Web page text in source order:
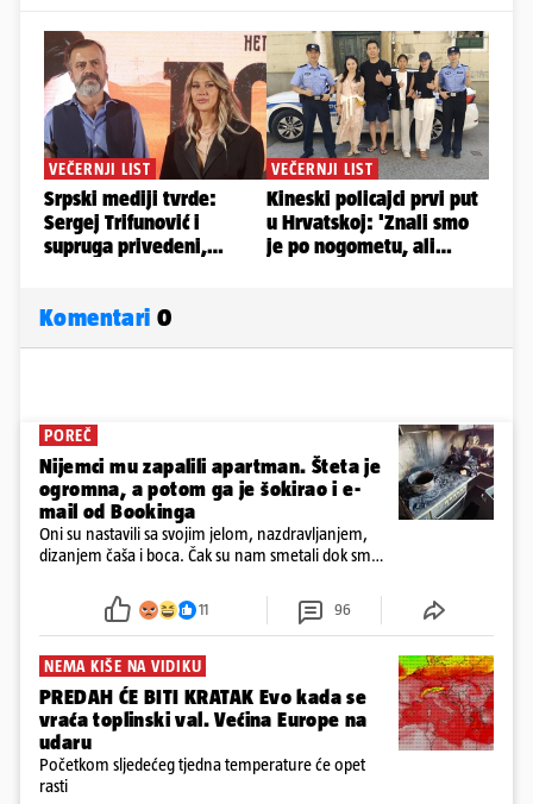
Komentari 0
POREČ
Nijemci mu zapalili apartman. Šteta je
ogromna, a potom ga je šokirao i e-
mail od Bookinga
Oni su nastavili sa svojim jelom, nazdravljanjem,
dizanjem čaša i boca. Čak su nam smetali dok smo
požar, rekao je vlasnik
11 96
NEMA KIŠE NA VIDIKU
PREDAH ĆE BITI KRATAK Evo kada se
vraća toplinski val. Većina Europe na
udaru
Početkom sljedećeg tjedna temperature će opet
rasti